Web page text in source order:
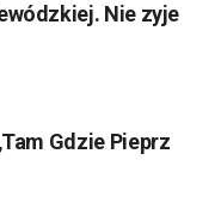
Nie zyje
Gdzie Pieprz